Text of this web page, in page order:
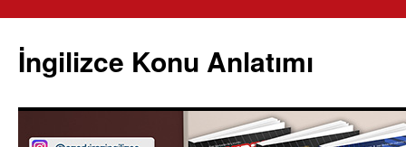
İngilizce Konu Anlatımı